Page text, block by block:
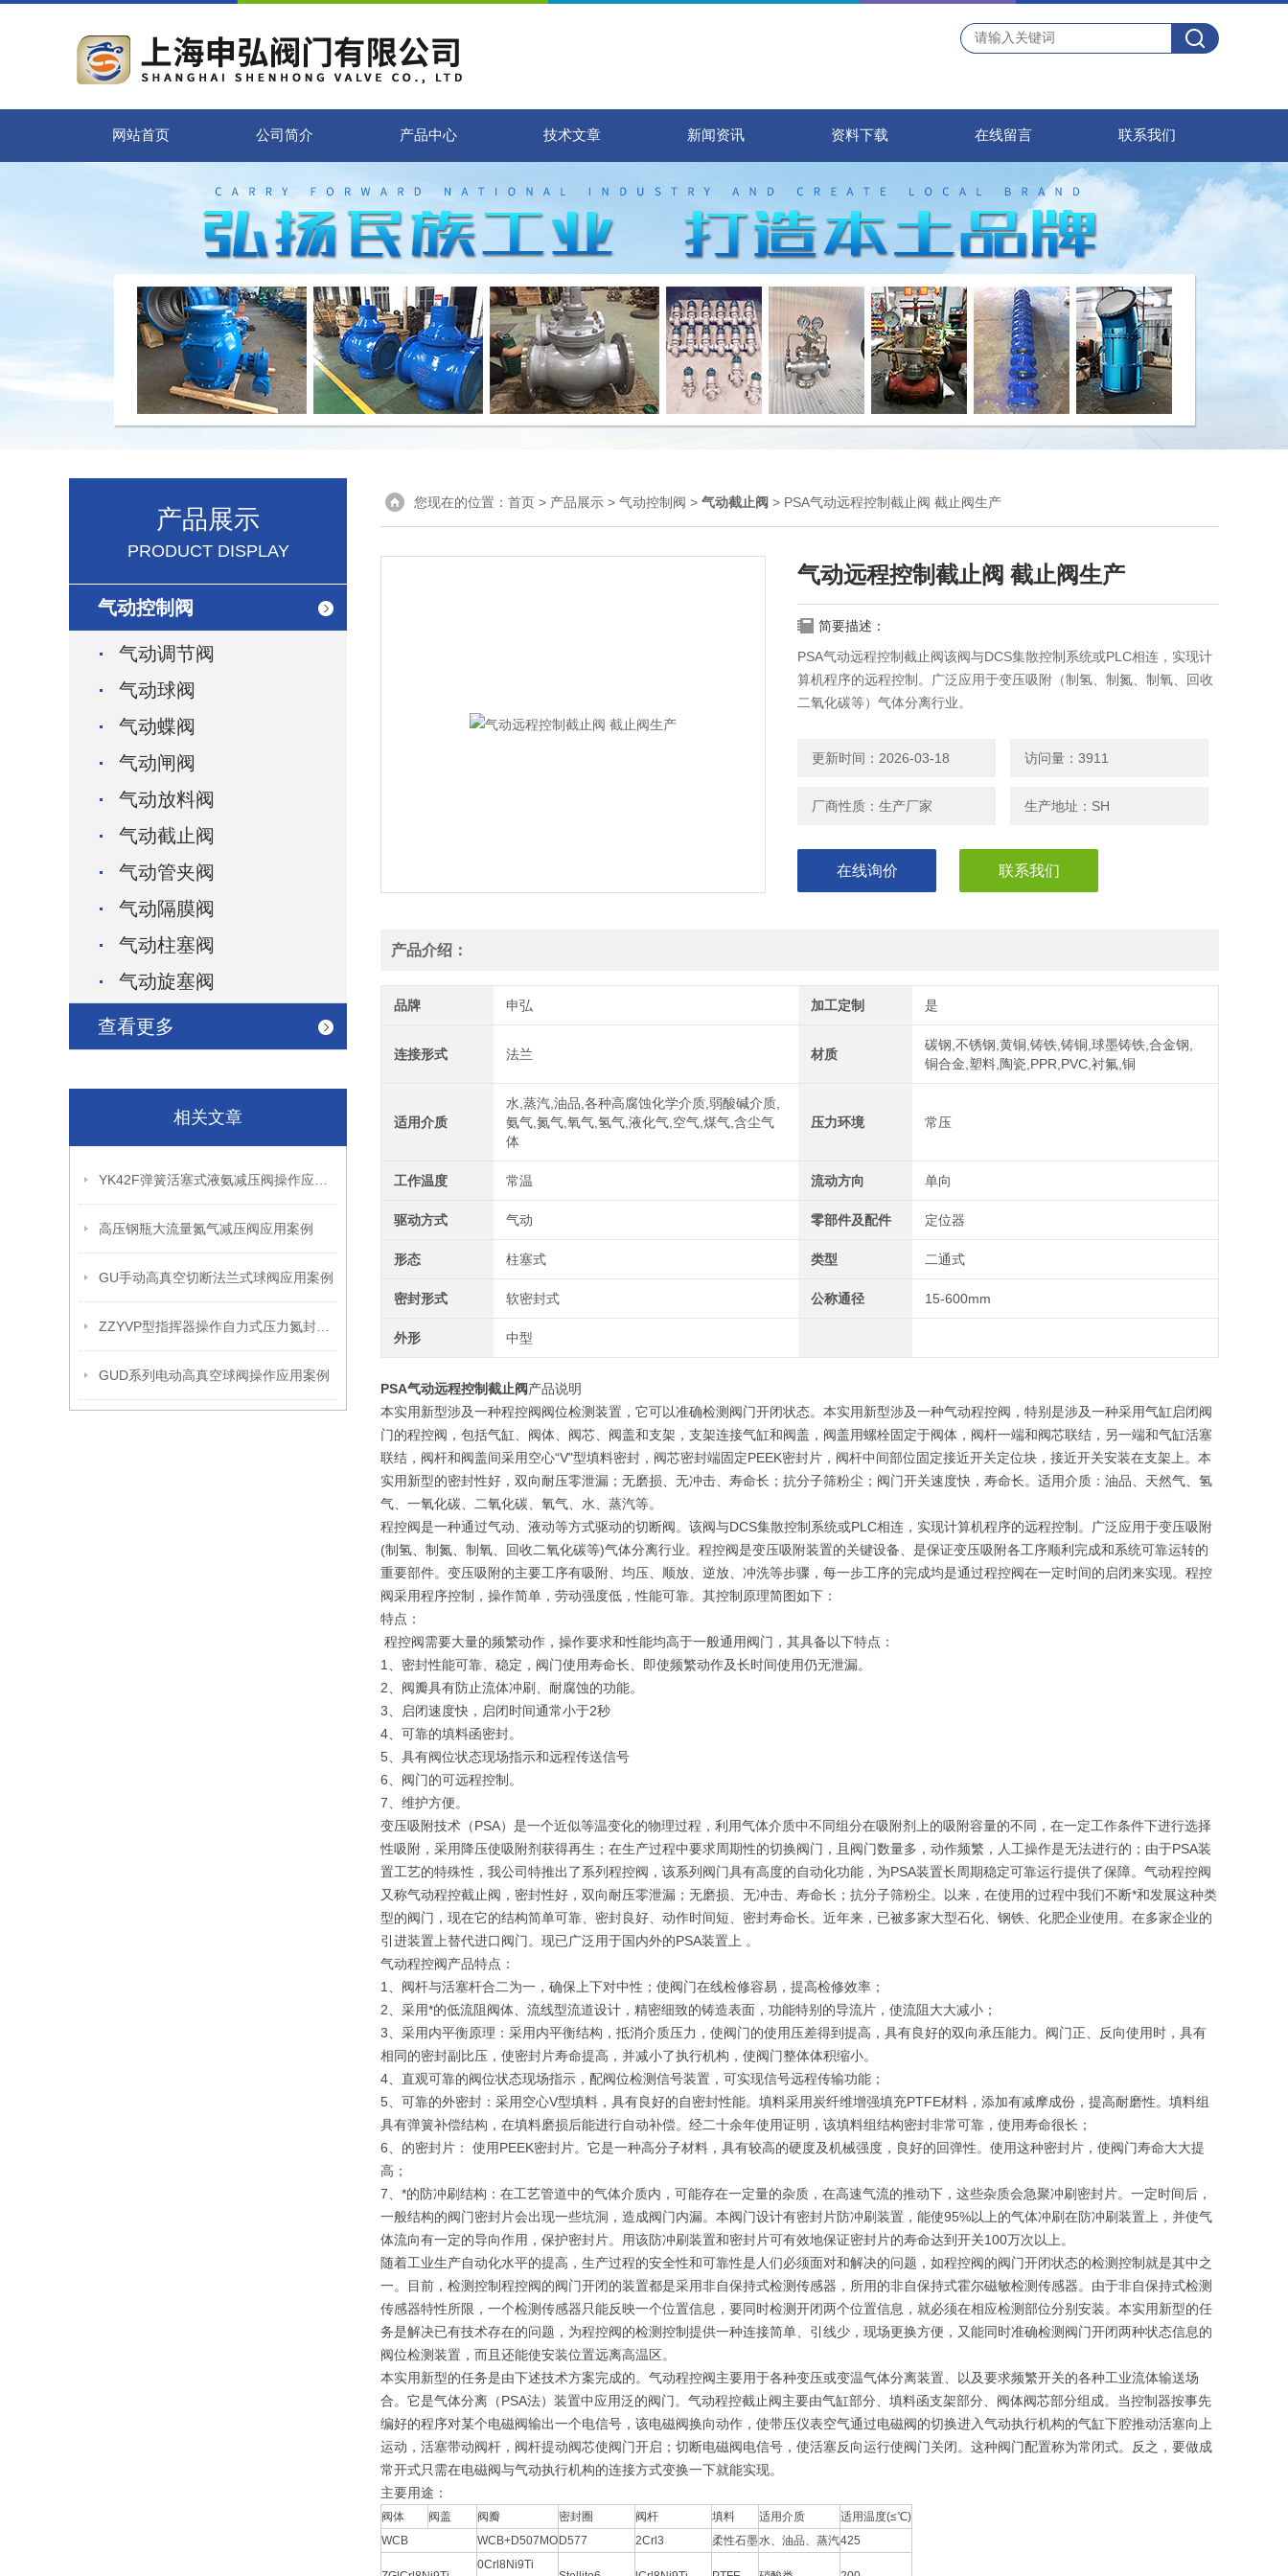
网站首页 公司简介 产品中心 技术文章 新闻资讯 资料下载 在线留言 联系我们
产品展示
PRODUCT DISPLAY
气动控制阀
气动调节阀
气动球阀
气动蝶阀
气动闸阀
气动放料阀
气动截止阀
气动管夹阀
气动隔膜阀
气动柱塞阀
气动旋塞阀
查看更多
相关文章
高压钢瓶大流量氮气减压阀应用案例
GU手动高真空切断法兰式球阀应用案例
GUD系列电动高真空球阀操作应用案例
您现在的位置： 首页 > 产品展示 > 气动控制阀 > 气动截止阀 > PSA气动远程控制截止阀 截止阀生产
气动远程控制截止阀 截止阀生产
简要描述：
PSA气动远程控制截止阀该阀与DCS集散控制系统或PLC相连，实现计
算机程序的远程控制。广泛应用于变压吸附（制氢、制氮、制氧、回收
二氧化碳等）气体分离行业。
更新时间：2026-03-18 访问量：3911
厂商性质：生产厂家 生产地址：SH
在线询价 联系我们
产品介绍：
品牌 申弘 加工定制 是
连接形式 法兰 材质
碳钢,不锈钢,黄铜,铸铁,铸铜,球墨铸铁,合金钢,
铜合金,塑料,陶瓷,PPR,PVC,衬氟,铜
适用介质
水,蒸汽,油品,各种高腐蚀化学介质,弱酸碱介质,
氨气,氮气,氧气,氢气,液化气,空气,煤气,含尘气
体
压力环境 常压
工作温度 常温 流动方向 单向
驱动方式 气动 零部件及配件 定位器
形态 柱塞式 类型 二通式
密封形式 软密封式 公称通径 15-600mm
外形 中型
PSA气动远程控制截止阀产品说明
本实用新型涉及一种程控阀阀位检测装置，它可以准确检测阀门开闭状态。本实用新型涉及一种气动程控阀，特别是涉及一种采用气缸启闭阀
门的程控阀，包括气缸、阀体、阀芯、阀盖和支架，支架连接气缸和阀盖，阀盖用螺栓固定于阀体，阀杆一端和阀芯联结，另一端和气缸活塞
联结，阀杆和阀盖间采用空心“V"型填料密封，阀芯密封端固定PEEK密封片，阀杆中间部位固定接近开关定位块，接近开关安装在支架上。本
实用新型的密封性好，双向耐压零泄漏；无磨损、无冲击、寿命长；抗分子筛粉尘；阀门开关速度快，寿命长。适用介质：油品、天然气、氢
气、一氧化碳、二氧化碳、氧气、水、蒸汽等。
程控阀是一种通过气动、液动等方式驱动的切断阀。该阀与DCS集散控制系统或PLC相连，实现计算机程序的远程控制。广泛应用于变压吸附
(制氢、制氮、制氧、回收二氧化碳等)气体分离行业。程控阀是变压吸附装置的关键设备、是保证变压吸附各工序顺利完成和系统可靠运转的
重要部件。变压吸附的主要工序有吸附、均压、顺放、逆放、冲洗等步骤，每一步工序的完成均是通过程控阀在一定时间的启闭来实现。程控
阀采用程序控制，操作简单，劳动强度低，性能可靠。其控制原理简图如下：
特点：
程控阀需要大量的频繁动作，操作要求和性能均高于一般通用阀门，其具备以下特点：
1、密封性能可靠、稳定，阀门使用寿命长、即使频繁动作及长时间使用仍无泄漏。
2、阀瓣具有防止流体冲刷、耐腐蚀的功能。
3、启闭速度快，启闭时间通常小于2秒
4、可靠的填料函密封。
5、具有阀位状态现场指示和远程传送信号
6、阀门的可远程控制。
7、维护方便。
变压吸附技术（PSA）是一个近似等温变化的物理过程，利用气体介质中不同组分在吸附剂上的吸附容量的不同，在一定工作条件下进行选择
性吸附，采用降压使吸附剂获得再生；在生产过程中要求周期性的切换阀门，且阀门数量多，动作频繁，人工操作是无法进行的；由于PSA装
置工艺的特殊性，我公司特推出了系列程控阀，该系列阀门具有高度的自动化功能，为PSA装置长周期稳定可靠运行提供了保障。气动程控阀
又称气动程控截止阀，密封性好，双向耐压零泄漏；无磨损、无冲击、寿命长；抗分子筛粉尘。以来，在使用的过程中我们不断*和发展这种类
型的阀门，现在它的结构简单可靠、密封良好、动作时间短、密封寿命长。近年来，已被多家大型石化、钢铁、化肥企业使用。在多家企业的
引进装置上替代进口阀门。现已广泛用于国内外的PSA装置上 。
气动程控阀产品特点：
1、阀杆与活塞杆合二为一，确保上下对中性；使阀门在线检修容易，提高检修效率；
2、采用*的低流阻阀体、流线型流道设计，精密细致的铸造表面，功能特别的导流片，使流阻大大减小；
3、采用内平衡原理：采用内平衡结构，抵消介质压力，使阀门的使用压差得到提高，具有良好的双向承压能力。阀门正、反向使用时，具有
相同的密封副比压，使密封片寿命提高，并减小了执行机构，使阀门整体体积缩小。
4、直观可靠的阀位状态现场指示，配阀位检测信号装置，可实现信号远程传输功能；
5、可靠的外密封：采用空心V型填料，具有良好的自密封性能。填料采用炭纤维增强填充PTFE材料，添加有减摩成份，提高耐磨性。填料组
具有弹簧补偿结构，在填料磨损后能进行自动补偿。经二十余年使用证明，该填料组结构密封非常可靠，使用寿命很长；
6、的密封片： 使用PEEK密封片。它是一种高分子材料，具有较高的硬度及机械强度，良好的回弹性。使用这种密封片，使阀门寿命大大提
高；
7、*的防冲刷结构：在工艺管道中的气体介质内，可能存在一定量的杂质，在高速气流的推动下，这些杂质会急聚冲刷密封片。一定时间后，
一般结构的阀门密封片会出现一些坑洞，造成阀门内漏。本阀门设计有密封片防冲刷装置，能使95%以上的气体冲刷在防冲刷装置上，并使气
体流向有一定的导向作用，保护密封片。用该防冲刷装置和密封片可有效地保证密封片的寿命达到开关100万次以上。
随着工业生产自动化水平的提高，生产过程的安全性和可靠性是人们必须面对和解决的问题，如程控阀的阀门开闭状态的检测控制就是其中之
一。目前，检测控制程控阀的阀门开闭的装置都是采用非自保持式检测传感器，所用的非自保持式霍尔磁敏检测传感器。由于非自保持式检测
传感器特性所限，一个检测传感器只能反映一个位置信息，要同时检测开闭两个位置信息，就必须在相应检测部位分别安装。本实用新型的任
务是解决已有技术存在的问题，为程控阀的检测控制提供一种连接简单、引线少，现场更换方便，又能同时准确检测阀门开闭两种状态信息的
阀位检测装置，而且还能使安装位置远离高温区。
本实用新型的任务是由下述技术方案完成的。气动程控阀主要用于各种变压或变温气体分离装置、以及要求频繁开关的各种工业流体输送场
合。它是气体分离（PSA法）装置中应用泛的阀门。气动程控截止阀主要由气缸部分、填料函支架部分、阀体阀芯部分组成。当控制器按事先
编好的程序对某个电磁阀输出一个电信号，该电磁阀换向动作，使带压仪表空气通过电磁阀的切换进入气动执行机构的气缸下腔推动活塞向上
运动，活塞带动阀杆，阀杆提动阀芯使阀门开启；切断电磁阀电信号，使活塞反向运行使阀门关闭。这种阀门配置称为常闭式。反之，要做成
常开式只需在电磁阀与气动执行机构的连接方式变换一下就能实现。
主要用途：
阀体 阀盖 阀瓣 密封圈 阀杆 填料 适用介质
适用温度(≤℃)
WCB
WCB+D507MO D577 2Crl3 柔性石墨水、油品、蒸汽425
0Crl8Ni9Ti